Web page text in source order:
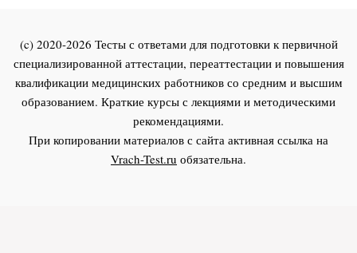
(c) 2020-2026 Тесты с ответами для подготовки к первичной
специализированной аттестации, переаттестации и повышения
квалификации медицинских работников со средним и высшим
образованием. Краткие курсы с лекциями и методическими
рекомендациями.
При копировании материалов с сайта активная ссылка на
Vrach-Test.ru обязательна.